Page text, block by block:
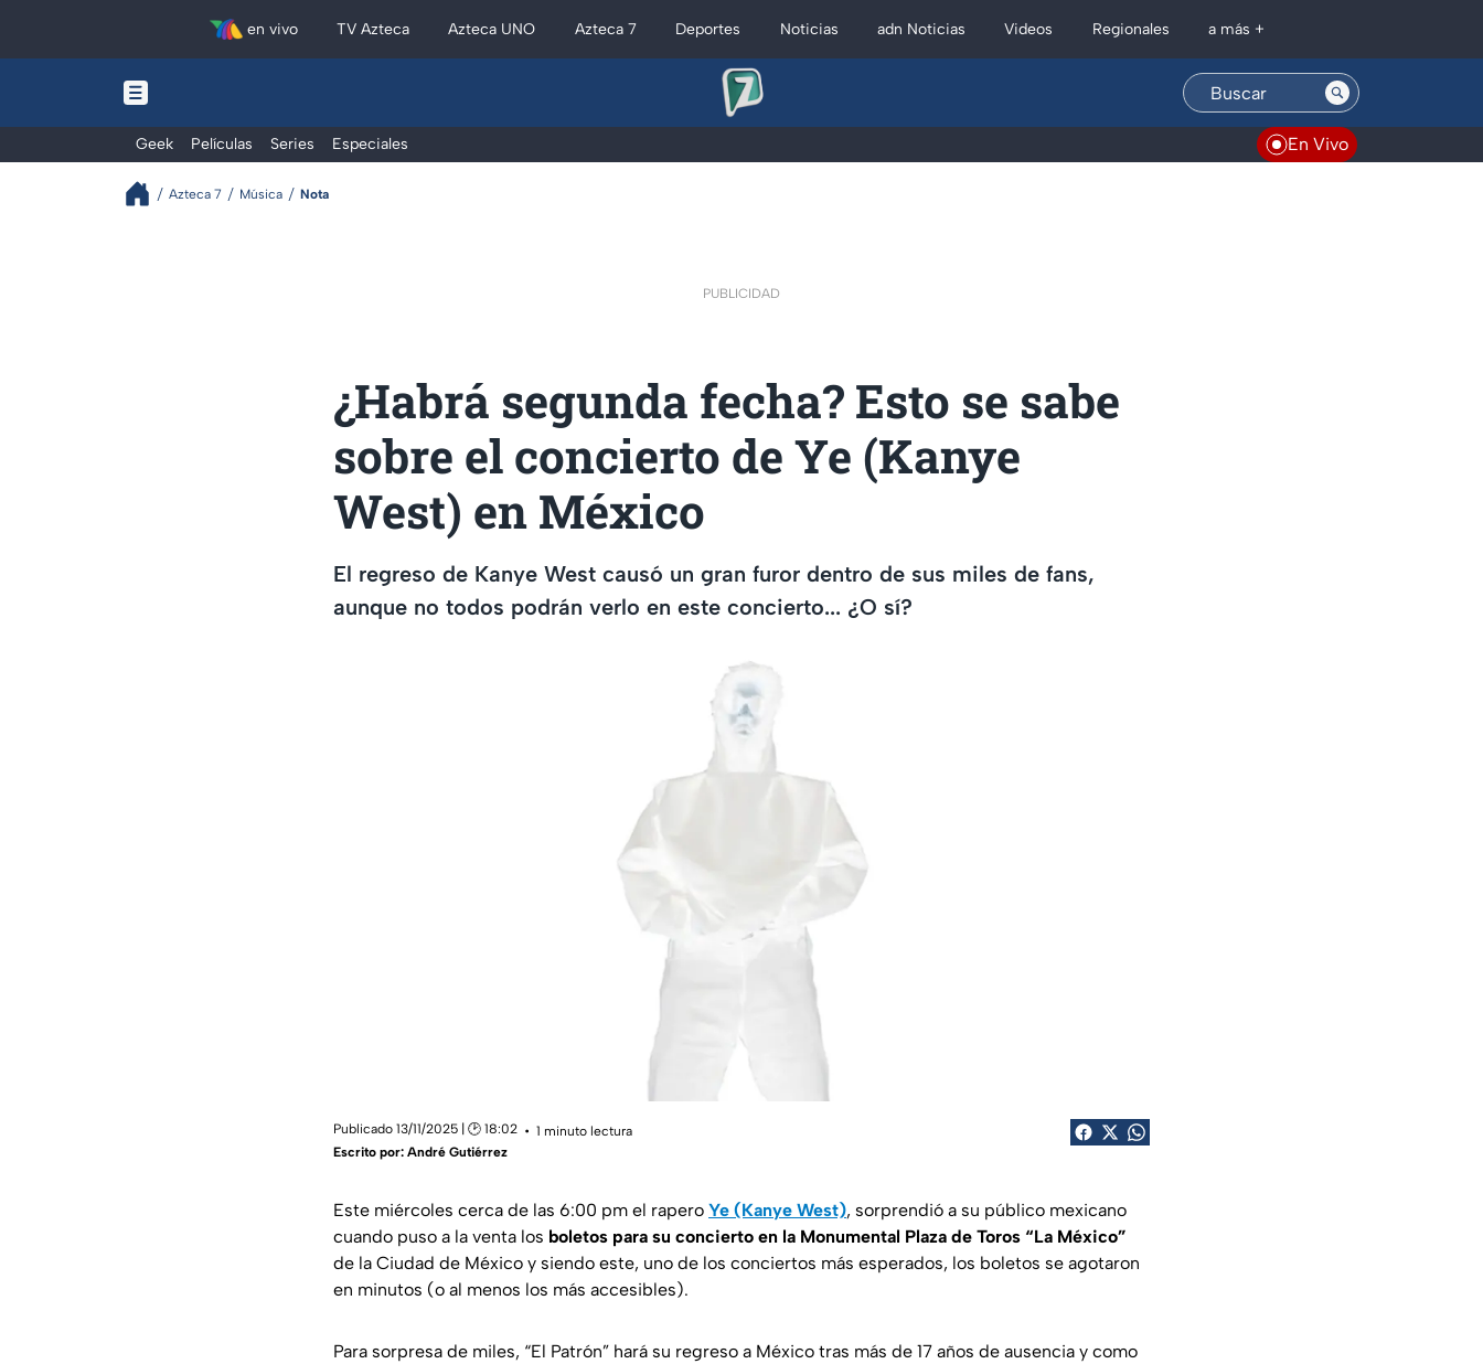
en vivo TV Azteca Azteca UNO Azteca 7 Deportes Noticias adn Noticias Videos Regionales a más +
Geek Películas Series Especiales En Vivo
Azteca 7 Música Nota
PUBLICIDAD
¿Habrá segunda fecha? Esto se sabe
sobre el concierto de Ye (Kanye
West) en México
El regreso de Kanye West causó un gran furor dentro de sus miles de fans,
aunque no todos podrán verlo en este concierto... ¿O sí?
Publicado 13/11/2025 | 🕑 18:02
1 minuto lectura
Escrito por: André Gutiérrez
Este miércoles cerca de las 6:00 pm el rapero Ye (Kanye West), sorprendió a su público mexicano
cuando puso a la venta los boletos para su concierto en la Monumental Plaza de Toros “La México”
de la Ciudad de México y siendo este, uno de los conciertos más esperados, los boletos se agotaron
en minutos (o al menos los más accesibles).
Para sorpresa de miles, “El Patrón” hará su regreso a México tras más de 17 años de ausencia y como